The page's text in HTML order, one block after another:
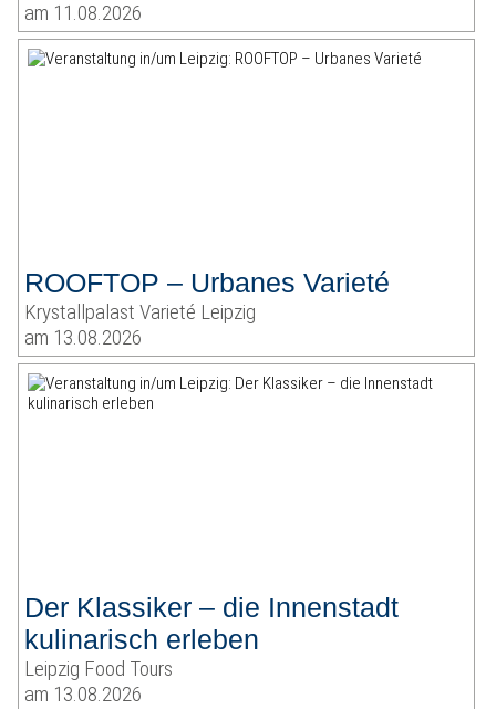
am 11.08.2026
ROOFTOP – Urbanes Varieté
Krystallpalast Varieté Leipzig
am 13.08.2026
Der Klassiker – die Innenstadt
kulinarisch erleben
Leipzig Food Tours
am 13.08.2026